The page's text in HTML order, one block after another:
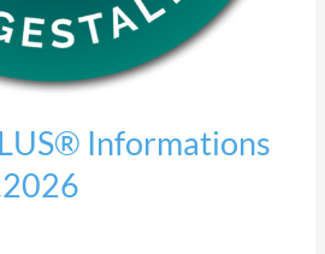
Informations